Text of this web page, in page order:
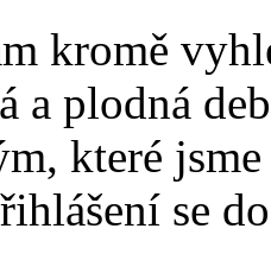
kromě
a plodná
které
se